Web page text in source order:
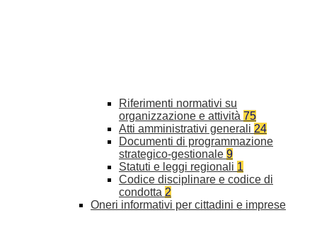
Riferimenti normativi su
organizzazione e attività 75
Atti amministrativi generali 24
Documenti di programmazione
strategico-gestionale 9
Statuti e leggi regionali 1
Codice disciplinare e codice di
condotta 2
Oneri informativi per cittadini e imprese